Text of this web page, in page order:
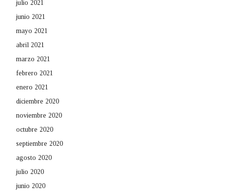
julio 2021
junio 2021
mayo 2021
abril 2021
marzo 2021
febrero 2021
enero 2021
diciembre 2020
noviembre 2020
octubre 2020
septiembre 2020
agosto 2020
julio 2020
junio 2020